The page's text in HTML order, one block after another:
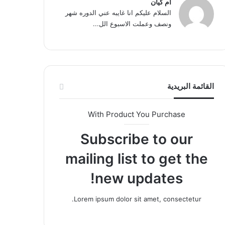
ام كيان
السلام عليكم انا غايبه عني الدوره شهر
ونصف وعملت الاسبوع الل...
القائمة البريدية
With Product You Purchase
Subscribe to our
mailing list to get the
new updates!
Lorem ipsum dolor sit amet, consectetur.